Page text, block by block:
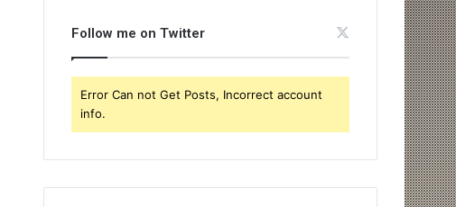
Follow me on Twitter
Error Can not Get Posts, Incorrect account
info.